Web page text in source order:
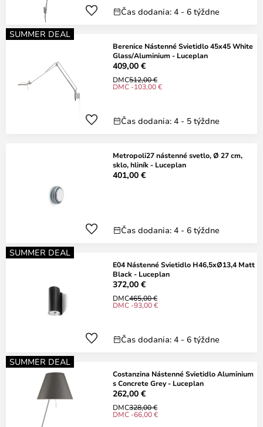
Čas dodania: 4 - 6 týždne
SUMMER DEAL
Berenice Nástenné Svietidlo 45x45 White
Glass/Aluminium - Luceplan
409,00 €
DMC512,00 €
DMC -103,00 €
Čas dodania: 4 - 5 týždne
Metropoli27 nástenné svetlo, Ø 27 cm,
sklo, hliník - Luceplan
401,00 €
Čas dodania: 4 - 6 týždne
SUMMER DEAL
E04 Nástenné Svietidlo H46,5xØ13,4 Matt
Black - Luceplan
372,00 €
DMC465,00 €
DMC -93,00 €
Čas dodania: 4 - 6 týždne
SUMMER DEAL
Costanzina Nástenné Svietidlo Aluminium
s Concrete Grey - Luceplan
262,00 €
DMC328,00 €
DMC -66,00 €